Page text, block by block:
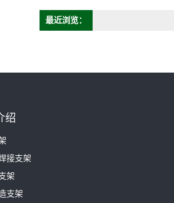
最近浏览：
绍
接支架
架
支架